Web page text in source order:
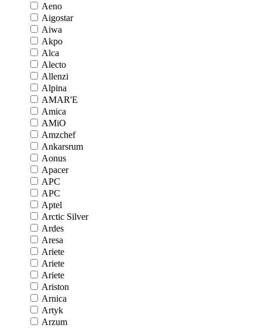
Aeno
Aigostar
Aiwa
Akpo
Alca
Alecto
Allenzi
Alpina
AMAR'E
Amica
AMiO
Amzchef
Ankarsrum
Aonus
Apacer
APC
APC
Aptel
Arctic Silver
Ardes
Aresa
Ariete
Ariete
Ariete
Ariston
Arnica
Artyk
Arzum